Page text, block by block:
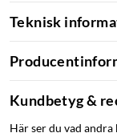
Teknisk
Kundbetyg &
Här ser du vad